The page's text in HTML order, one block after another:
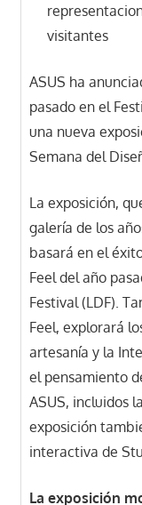
visitantes
ASUS ha
pasado en el
una nueva
Semana del
La exposición,
galería de los
basará en el
Feel del año
Festival (LDF).
Feel, explorará
artesanía y la
el pensamiento
ASUS, incluidos
exposición
interactiva de
La exposición